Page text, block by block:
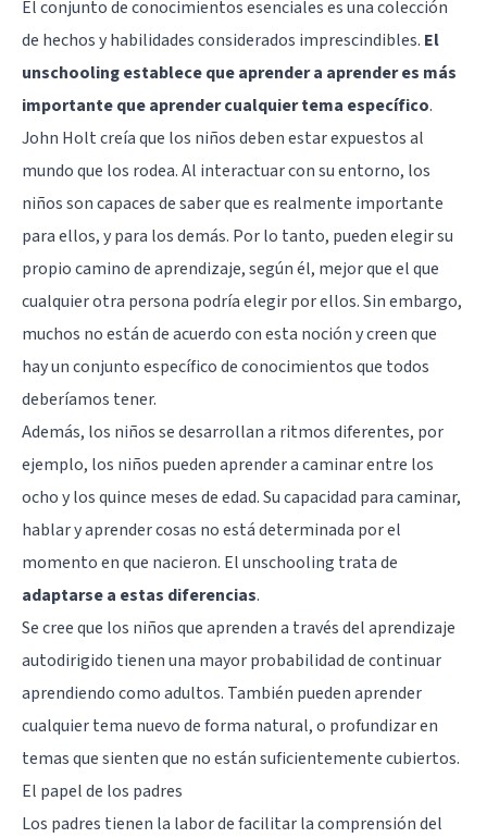
El conjunto de conocimientos esenciales es una colección
de hechos y habilidades considerados imprescindibles. El
unschooling establece que aprender a aprender es más
importante que aprender cualquier tema específico.
John Holt creía que los niños deben estar expuestos al
mundo que los rodea. Al interactuar con su entorno, los
niños son capaces de saber que es realmente importante
para ellos, y para los demás. Por lo tanto, pueden elegir su
propio camino de aprendizaje, según él, mejor que el que
cualquier otra persona podría elegir por ellos. Sin embargo,
muchos no están de acuerdo con esta noción y creen que
hay un conjunto específico de conocimientos que todos
deberíamos tener.
Además, los niños se desarrollan a ritmos diferentes, por
ejemplo, los niños pueden aprender a caminar entre los
ocho y los quince meses de edad. Su capacidad para caminar,
hablar y aprender cosas no está determinada por el
momento en que nacieron. El unschooling trata de
adaptarse a estas diferencias.
Se cree que los niños que aprenden a través del aprendizaje
autodirigido tienen una mayor probabilidad de continuar
aprendiendo como adultos. También pueden aprender
cualquier tema nuevo de forma natural, o profundizar en
temas que sienten que no están suficientemente cubiertos.
El papel de los padres
Los padres tienen la labor de facilitar la comprensión del